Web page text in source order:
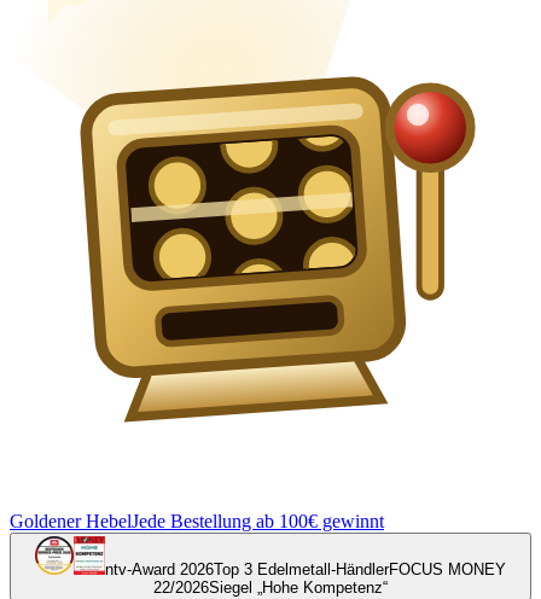
Goldener HebelJede Bestellung ab 100€ gewinnt
ntv-Award 2026Top 3 Edelmetall-HändlerFOCUS MONEY
22/2026Siegel „Hohe Kompetenz“